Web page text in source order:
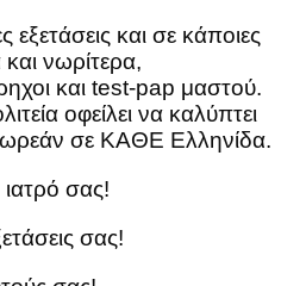
εξετάσεις και σε κάποιες
νωρίτερα,
και test-pap μαστού.
οφείλει να καλύπτει
σε ΚΑΘΕ Ελληνίδα.
ιατρό σας!
σας!